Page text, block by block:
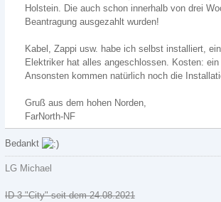
Holstein. Die auch schon innerhalb von drei
Beantragung ausgezahlt wurden!
Kabel, Zappi usw. habe ich selbst installiert,
Elektriker hat alles angeschlossen. Kosten: ein
Ansonsten kommen natürlich noch die
Gruß aus dem hohen Norden,
FarNorth-NF
Bedankt
LG Michael
ID 3 "City" seit dem 24.08.2021